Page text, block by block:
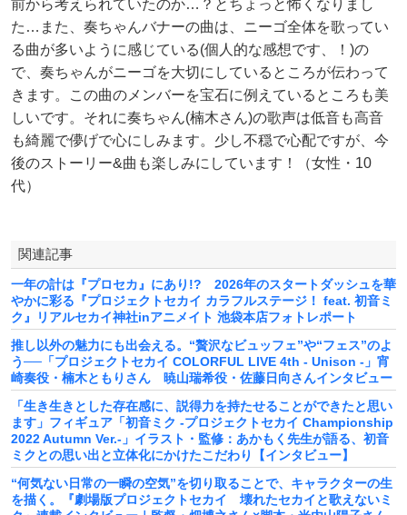
前から考えられていたのか…？とちょっと怖くなりまし
た…また、奏ちゃんバナーの曲は、ニーゴ全体を歌ってい
る曲が多いように感じている(個人的な感想です、！)の
で、奏ちゃんがニーゴを大切にしているところが伝わって
きます。この曲のメンバーを宝石に例えているところも美
しいです。それに奏ちゃん(楠木さん)の歌声は低音も高音
も綺麗で儚げで心にしみます。少し不穏で心配ですが、今
後のストーリー&曲も楽しみにしています！（女性・10
代）
関連記事
一年の計は『プロセカ』にあり!? 2026年のスタートダッシュを華
やかに彩る『プロジェクトセカイ カラフルステージ！ feat. 初音ミ
ク』リアルセカイ神社inアニメイト 池袋本店フォトレポート
推し以外の魅力にも出会える。“贅沢なビュッフェ”や“フェス”のよ
う──「プロジェクトセカイ COLORFUL LIVE 4th - Unison -」宵
崎奏役・楠木ともりさん 暁山瑞希役・佐藤日向さんインタビュー
「生き生きとした存在感に、説得力を持たせることができたと思い
ます」フィギュア「初音ミク -プロジェクトセカイ Championship
2022 Autumn Ver.-」イラスト・監修：あかもく先生が語る、初音
ミクとの思い出と立体化にかけたこだわり【インタビュー】
“何気ない日常の一瞬の空気”を切り取ることで、キャラクターの生
を描く。『劇場版プロジェクトセカイ 壊れたセカイと歌えないミ